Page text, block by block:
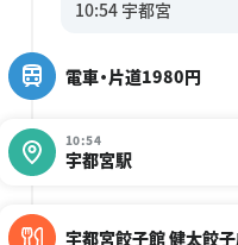
電車・片道1980円
10:54
宇都宮駅
宇都宮餃子館 健太餃